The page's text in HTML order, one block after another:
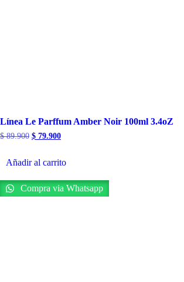
Línea Le Parffum Amber Noir 100ml 3.4oZ
$89.900 $ 79.900
Añadir al carrito
Compra via Whatsapp